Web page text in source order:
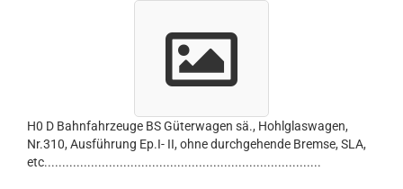
H0 D Bahnfahrzeuge BS Güterwagen sä., Hohlglaswagen,
Nr.310, Ausführung Ep.I- II, ohne durchgehende Bremse, SLA,
etc.............................................................................